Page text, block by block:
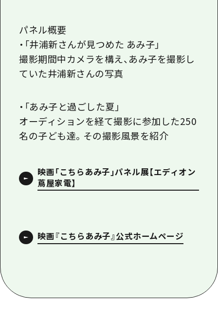
パネル概要
・「井浦新さんが見つめた あみ子」
撮影期間中カメラを構え、あみ子を撮影し
ていた井浦新さんの写真
・「あみ子と過ごした夏」
オーディションを経て撮影に参加した250
名の子ども達。その撮影風景を紹介
映画「こちらあみ子」パネル展【エディオン
蔦屋家電】
映画『こちらあみ子』公式ホームページ